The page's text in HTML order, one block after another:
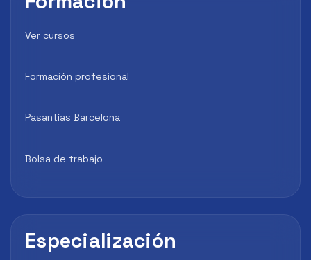
Ver cursos
Formación profesional
Pasantías Barcelona
Bolsa de trabajo
Especialización